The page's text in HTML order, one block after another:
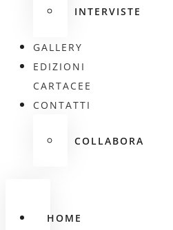
INTERVISTE
GALLERY
EDIZIONI
CARTACEE
CONTATTI
COLLABORA
HOME